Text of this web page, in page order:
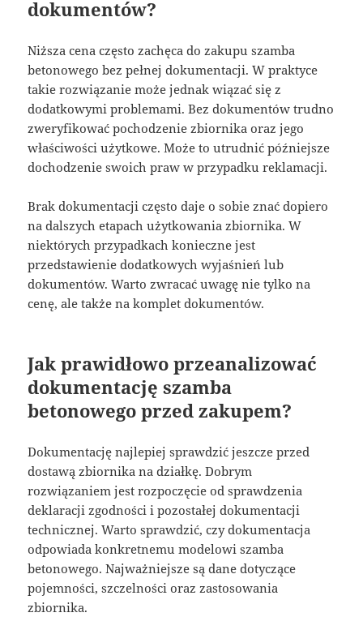
dokumentów?
Niższa cena często zachęca do zakupu szamba
betonowego bez pełnej dokumentacji. W praktyce
takie rozwiązanie może jednak wiązać się z
dodatkowymi problemami. Bez dokumentów trudno
zweryfikować pochodzenie zbiornika oraz jego
właściwości użytkowe. Może to utrudnić późniejsze
dochodzenie swoich praw w przypadku reklamacji.
Brak dokumentacji często daje o sobie znać dopiero
na dalszych etapach użytkowania zbiornika. W
niektórych przypadkach konieczne jest
przedstawienie dodatkowych wyjaśnień lub
dokumentów. Warto zwracać uwagę nie tylko na
cenę, ale także na komplet dokumentów.
Jak prawidłowo przeanalizować
dokumentację szamba
betonowego przed zakupem?
Dokumentację najlepiej sprawdzić jeszcze przed
dostawą zbiornika na działkę. Dobrym
rozwiązaniem jest rozpoczęcie od sprawdzenia
deklaracji zgodności i pozostałej dokumentacji
technicznej. Warto sprawdzić, czy dokumentacja
odpowiada konkretnemu modelowi szamba
betonowego. Najważniejsze są dane dotyczące
pojemności, szczelności oraz zastosowania
zbiornika.